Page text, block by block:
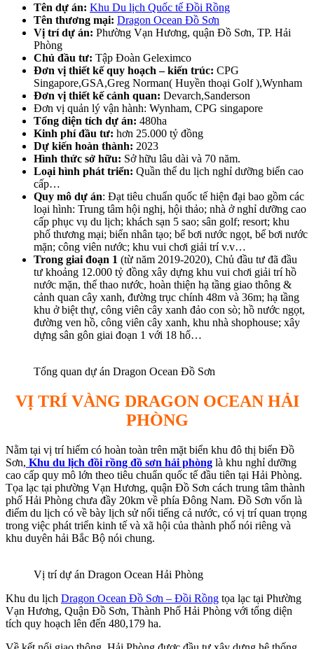
Tên dự án: Khu Du lịch Quốc tế Đồi Rồng
Tên thương mại: Dragon Ocean Đồ Sơn
Vị trí dự án: Phường Vạn Hương, quận Đồ Sơn, TP. Hải
Phòng
Chủ đầu tư: Tập Đoàn Geleximco
Đơn vị thiết kế quy hoạch – kiến trúc: CPG
Singapore,GSA,Greg Norman( Huyền thoại Golf ),Wynham
Đơn vị thiết kế cảnh quan: Devarch,Sanderson
Đơn vị quản lý vận hành: Wynham, CPG singapore
Tổng diện tích dự án: 480ha
Kinh phí đầu tư: hơn 25.000 tỷ đồng
Dự kiến hoàn thành: 2023
Hình thức sở hữu: Sở hữu lâu dài và 70 năm.
Loại hình phát triển: Quần thể du lịch nghỉ dưỡng biển cao
cấp…
Quy mô dự án: Đạt tiêu chuẩn quốc tế hiện đại bao gồm các
loại hình: Trung tâm hội nghị, hội thảo; nhà ở nghỉ dưỡng cao
cấp phục vụ du lịch; khách sạn 5 sao; sân golf; resort; khu
phố thương mại; biển nhân tạo; bể bơi nước ngọt, bể bơi nước
mặn; công viên nước; khu vui chơi giải trí v.v…
Trong giai đoạn 1 (từ năm 2019-2020), Chủ đầu tư đã đầu
tư khoảng 12.000 tỷ đồng xây dựng khu vui chơi giải trí hồ
nước mặn, thể thao nước, hoàn thiện hạ tầng giao thông &
cảnh quan cây xanh, đường trục chính 48m và 36m; hạ tầng
khu ở biệt thự, công viên cây xanh đảo con sò; hồ nước ngọt,
đường ven hồ, công viên cây xanh, khu nhà shophouse; xây
dựng sân gôn giai đoạn 1 với 18 hố…
Tổng quan dự án Dragon Ocean Đồ Sơn
VỊ TRÍ VÀNG DRAGON OCEAN HẢI
PHÒNG
Nằm tại vị trí hiếm có hoàn toàn trên mặt biển khu đô thị biển Đồ
Sơn, Khu du lịch đồi rồng đồ sơn hải phòng là khu nghỉ dưỡng
cao cấp quy mô lớn theo tiêu chuẩn quốc tế đầu tiên tại Hải Phòng.
Tọa lạc tại phường Vạn Hương, quận Đồ Sơn cách trung tâm thành
phố Hải Phòng chưa đầy 20km về phía Đông Nam. Đồ Sơn vốn là
điểm du lịch có về bày lịch sử nổi tiếng cả nước, có vị trí quan trọng
trong việc phát triển kinh tế và xã hội của thành phố nói riêng và
khu duyên hải Bắc Bộ nói chung.
Vị trí dự án Dragon Ocean Hải Phòng
Khu du lịch Dragon Ocean Đồ Sơn – Đồi Rồng tọa lạc tại Phường
Vạn Hương, Quận Đồ Sơn, Thành Phố Hải Phòng với tổng diện
tích quy hoạch lên đến 480,179 ha.